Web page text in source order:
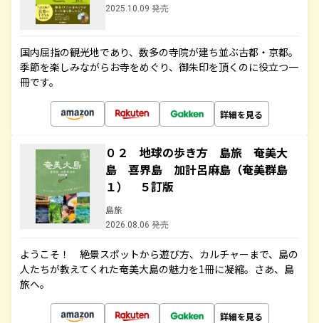
2025.10.09 発売
国内屈指の観光地であり、数多の寺院が建ち並ぶ古都・京都。
季節を楽しみながらお寺をめぐり、御朱印を頂くのに役立つ一
冊です。
詳細を見る
０２ 地球の歩き方 島旅 奄美大
島 喜界島 加計呂麻島（奄美群島
１） ５訂版
島旅
2026.08.06 発売
ようこそ！ 絶景スポットから遊び方、カルチャーまで、島の
人たちが教えてくれた奄美大島の魅力を1冊に凝縮。さあ、島
旅へ。
詳細を見る